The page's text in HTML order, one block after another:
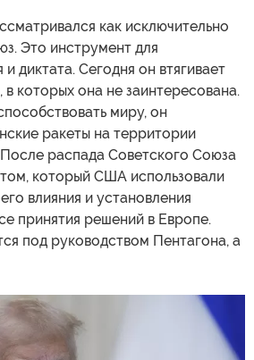
как исключительно
Это инструмент для
диктата. Сегодня он втягивает
которых она не заинтересована.
миру, он
ракеты на территории
распада Советского Союза
который США использовали
влияния и установления
принятия решений в Европе.
под руководством Пентагона, а